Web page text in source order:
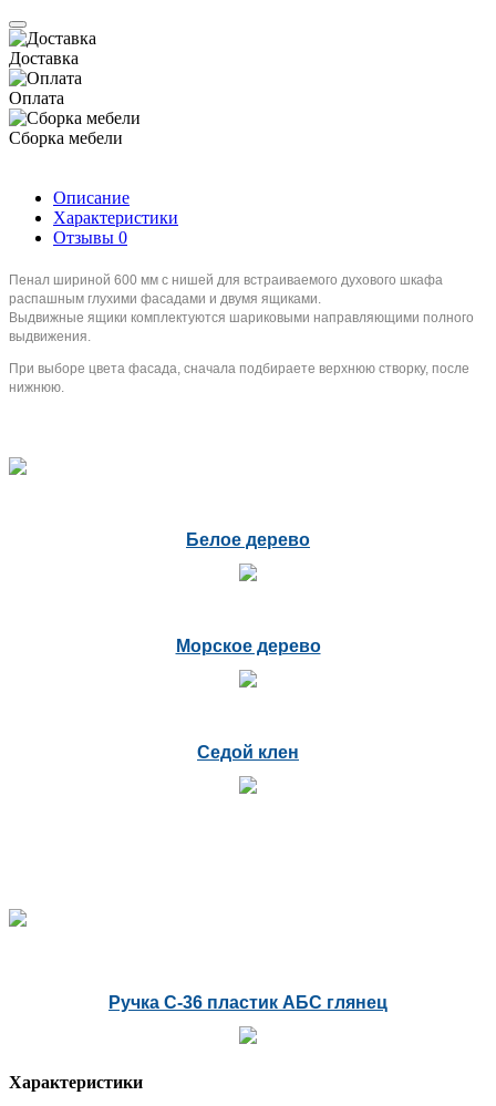
Доставка
Оплата
Сборка мебели
Описание
Характеристики
Отзывы 0
Пенал шириной 600 мм с нишей для встраиваемого духового шкафа
распашным глухими фасадами и двумя ящиками.
Выдвижные ящики комплектуются шариковыми направляющими полного
выдвижения.
При выборе цвета фасада, сначала подбираете верхнюю створку, после
нижнюю.
Белое дерево
Морское дерево
Седой клен
Ручка С-36 пластик АБС глянец
Характеристики